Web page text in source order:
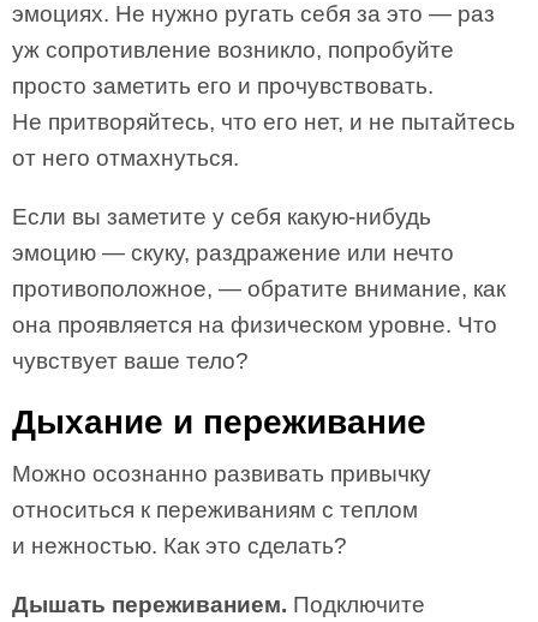
эмоциях. Не нужно ругать себя за это — раз
уж сопротивление возникло, попробуйте
просто заметить его и прочувствовать.
Не притворяйтесь, что его нет, и не пытайтесь
от него отмахнуться.
Если вы заметите у себя какую-нибудь
эмоцию — скуку, раздражение или нечто
противоположное, — обратите внимание, как
она проявляется на физическом уровне. Что
чувствует ваше тело?
Дыхание и переживание
Можно осознанно развивать привычку
относиться к переживаниям с теплом
и нежностью. Как это сделать?
Дышать переживанием. Подключите